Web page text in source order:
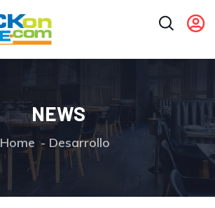
NEWS
Home Desarrollo